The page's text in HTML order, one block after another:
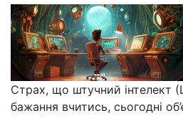
Страх, що штучний інтелект
бажання вчитись, сьогодні